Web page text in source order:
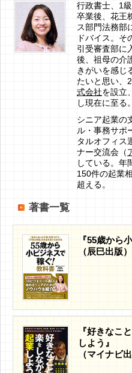
行政書士、1
卒業後、花王
ス部門法務部
ドバイス。
引受審査部に
後、祖母の介
きがいを感じ
たいと思い、
式会社を設立、
し現在に至る。
シニア起業の
ル・事務サポ
タルオフィス
ナー交流会（
している。年
150件の起業
超える。
著書一覧
『55歳から
（辰巳出版）
『好きなこ
しよう』
（マイナビ出